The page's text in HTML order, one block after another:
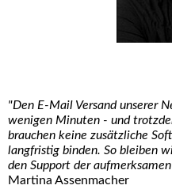
"Den E-Mail Versand unserer
wenigen Minuten - und
brauchen keine zusätzliche
langfristig binden. So bleiben
den Support der
Martina Assenmacher